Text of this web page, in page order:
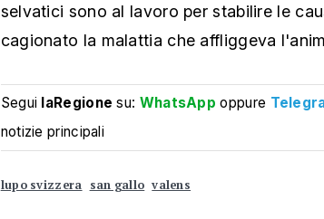
selvatici sono al lavoro per stabilire le
cagionato la malattia che affliggeva
Segui laRegione su: WhatsApp oppure
notizie principali
lupo svizzera san gallo valens